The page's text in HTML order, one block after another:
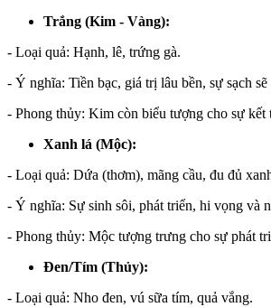
Trắng (Kim - Vàng):
- Loại quả: Hạnh, lê, trứng gà.
- Ý nghĩa: Tiền bạc, giá trị lâu bền, sự sạch
- Phong thủy: Kim còn biểu tượng cho sự
Xanh lá (Mộc):
- Loại quả: Dứa (thơm), mãng cầu, đu đủ
- Ý nghĩa: Sự sinh sôi, phát triển, hi vọng và
- Phong thủy: Mộc tượng trưng cho sự phát
Đen/Tím (Thủy):
- Loại quả: Nho đen, vú sữa tím, quả vắng.